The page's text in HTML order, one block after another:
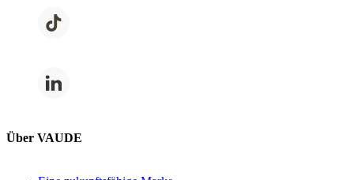
Über VAUDE